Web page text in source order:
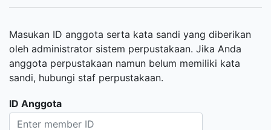
Masukan ID anggota serta kata sandi yang diberikan
oleh administrator sistem perpustakaan. Jika Anda
anggota perpustakaan namun belum memiliki kata
sandi, hubungi staf perpustakaan.
ID Anggota